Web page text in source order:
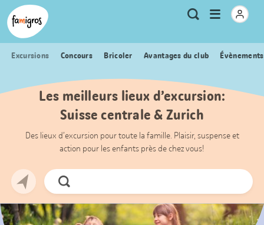
Signets
de
navigation
Header
Logo Métanavigation
RechercheOuvrir
Excursions Concours Bricoler Avantages du club
Les meilleurs lieux d’excursion:
Suisse centrale & Zurich
Des lieux d’excursion pour toute la famille. Plaisir, suspense et
action pour les enfants près de chez vous!
Chercher